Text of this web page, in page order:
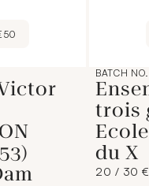
BATCH
trois
du X
20 / 30 €